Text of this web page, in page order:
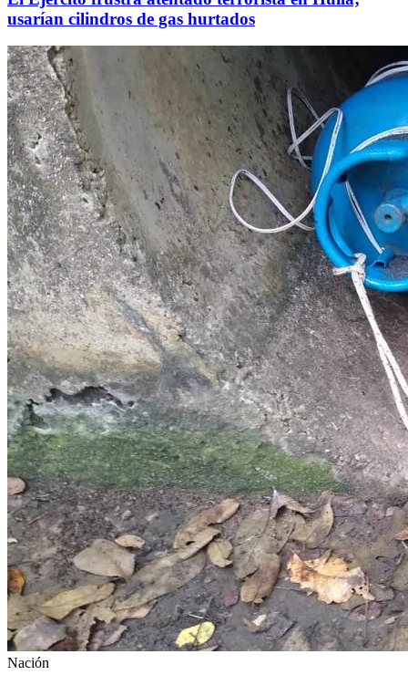
usarían cilindros de gas hurtados
Nación